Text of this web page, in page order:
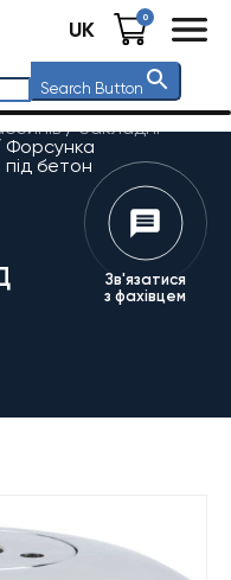
UK 0
Search Button
/Закладні
Форсунка
бетон
Зв'язатися
з фахівцем